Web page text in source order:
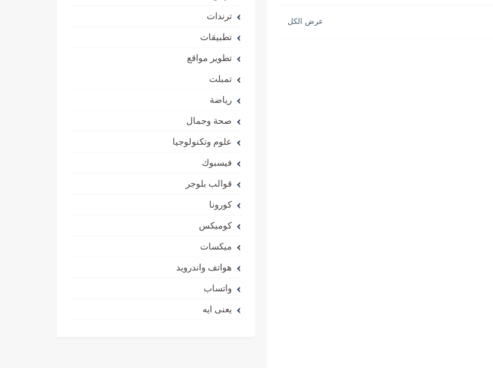
ترندات
تطبيقات
تطوير مواقع
تمبلت
رياضة
صحة وجمال
علوم وتكنولوجيا
فيسبوك
قوالب بلوجر
كورونا
كوميكس
ميكسات
هواتف واندرويد
واتساب
يعنى ايه